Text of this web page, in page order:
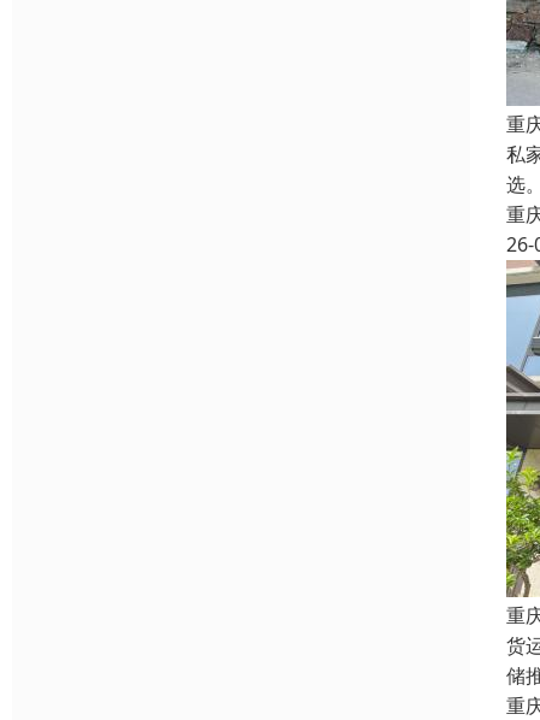
重
私
选
重
26-
重
货
储
重